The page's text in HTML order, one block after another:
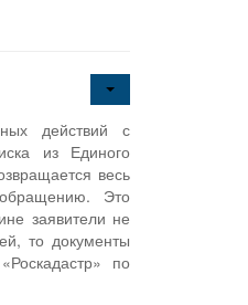
действий с
из Единого
весь
Это
заявители не
то документы
по